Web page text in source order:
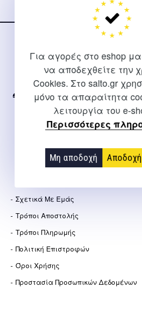
Για αγορές στο eshop
να αποδεχθείτε την
Cookies. Στο salto.gr
μόνο τα απαραίτητα
λειτουργία του e-
Περισσότερες
Μη αποδοχή
Για διευκρινίσεις και υποστήριξη
Internet
2310 267108
info@salto.gr
Σχετικά Με Εμάς
Τρόποι Αποστολής
Τρόποι Πληρωμής
Πολιτική Επιστροφών
Όροι Χρήσης
Προστασία Προσωπικών Δεδομένων